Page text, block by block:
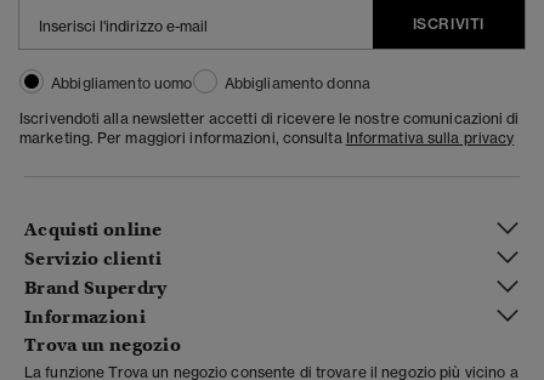
ISCRIVITI
Abbigliamento uomo
Abbigliamento donna
Iscrivendoti alla newsletter accetti di ricevere le nostre comunicazioni di
marketing. Per maggiori informazioni, consulta Informativa sulla privacy
Acquisti online
Servizio clienti
Brand Superdry
Informazioni
Trova un negozio
La funzione Trova un negozio consente di trovare il negozio più vicino a